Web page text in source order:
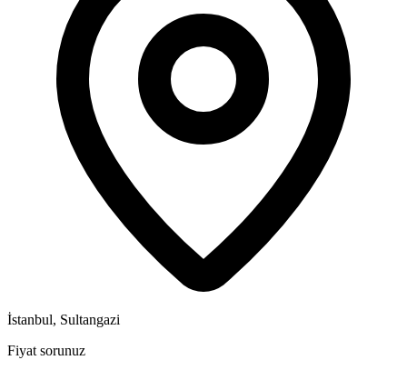
İstanbul, Sultangazi
Fiyat sorunuz